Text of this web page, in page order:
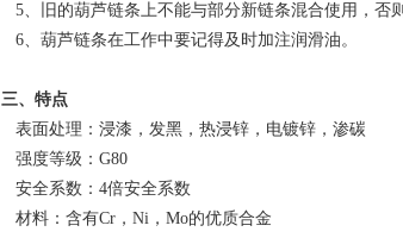
5、旧的葫芦链条上不能与部分新链条混合使用，否
6、葫芦链条在工作中要记得及时加注润滑油。
三、特点
表面处理：浸漆，发黑，热浸锌，电镀锌，渗碳
强度等级：G80
安全系数：4倍安全系数
材料：含有Cr，Ni，Mo的优质合金